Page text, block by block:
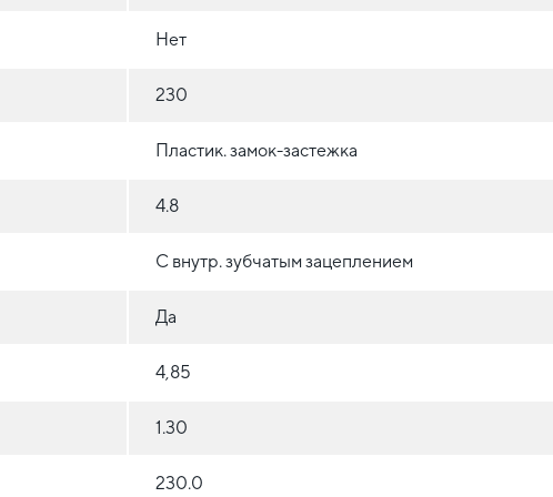
Нет
230
Пластик. замок-застежка
4.8
С внутр. зубчатым зацеплением
Да
4,85
1.30
230.0